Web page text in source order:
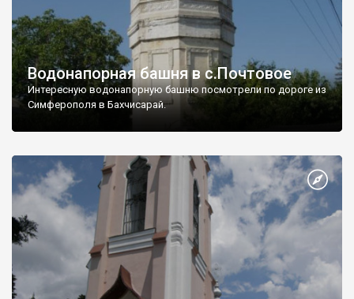
Водонапорная башня в с.Почтовое
Интересную водонапорную башню посмотрели по дороге из
Симферополя в Бахчисарай.